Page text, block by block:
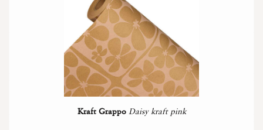
Kraft Grappo Daisy kraft pink